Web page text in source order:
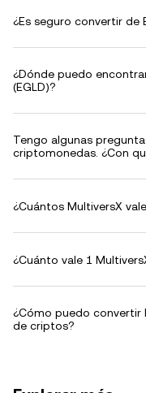
¿Es seguro convertir de
¿Dónde puedo
(EGLD)?
Tengo algunas
criptomonedas. ¿Con
¿Cuántos MultiversX
¿Cuánto vale 1
¿Cómo puedo convertir
de criptos?